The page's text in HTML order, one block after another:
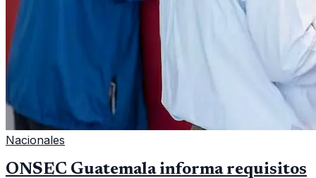
Nacionales
ONSEC Guatemala informa requisitos